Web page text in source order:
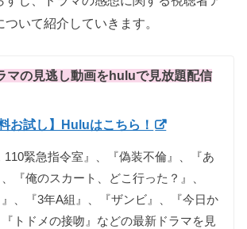
いて紹介していきます。
マの見逃し動画をhuluで見放題配信
お試し】Huluはこちら！
110緊急指令室』、『偽装不倫』、『あ
『俺のスカート、どこ行った？』、
』、『3年A組』、『ザンビ』、『今日か
トドメの接吻』などの最新ドラマを見